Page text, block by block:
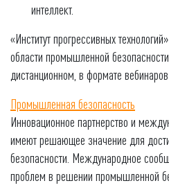
интеллект.
«Институт прогрессивных
области промышленной
дистанционном, в формате
Промышленная безопасность
Инновационное партнерство и
имеют решающее значение для
безопасности. Международное
проблем в решении промышленной